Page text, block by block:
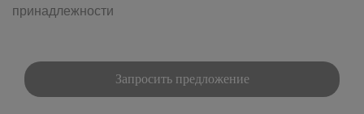
принадлежности
Запросить предложение